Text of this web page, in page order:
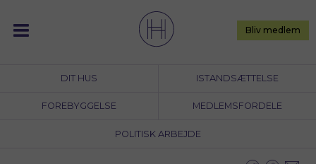
content
DIT HUS ISTANDSÆTTELSE
FOREBYGGELSE MEDLEMSFORDELE
POLITISK ARBEJDE
Bliv medlem